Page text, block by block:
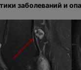
заболеваний и